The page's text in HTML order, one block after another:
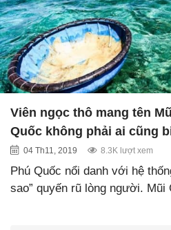
Viên ngọc thô mang tên
Quốc không phải ai cũng
04 Th11, 2019 8.3K lượt xem
Phú Quốc nổi danh với hệ
sao” quyến rũ lòng người.